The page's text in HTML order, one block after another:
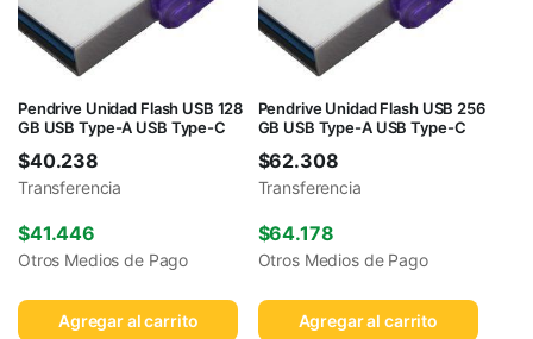
Pendrive Unidad Flash USB 128
GB USB Type-A USB Type-C
$40.238
Transferencia
$41.446
Otros Medios de Pago
Agregar al carrito
Pendrive Unidad Flash USB 256
GB USB Type-A USB Type-C
$62.308
Transferencia
$64.178
Otros Medios de Pago
Agregar al carrito